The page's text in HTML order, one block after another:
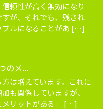
頼性が高く無効になり
が、それでも、残され
ブルになることがあ […]
のメ...
は増えています。これに
も関係していますが、
メリットがある」 […]